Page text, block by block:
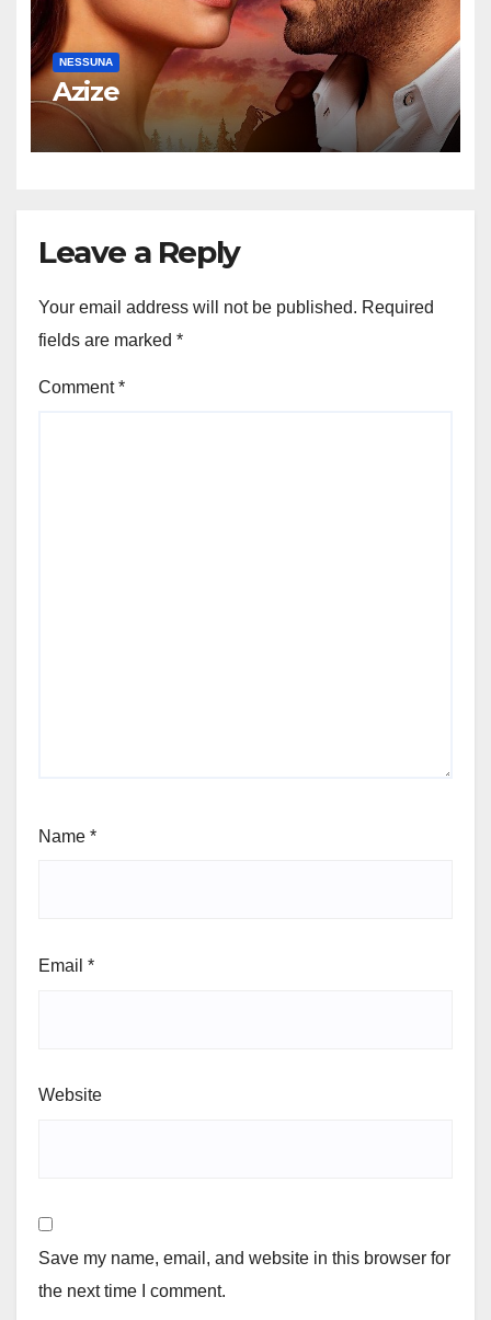
NESSUNA
Azize
Leave a Reply
Your email address will not be published. Required
fields are marked *
Comment*
Name *
Email *
Website
Save my name, email, and website in this browser for
the next time I comment.